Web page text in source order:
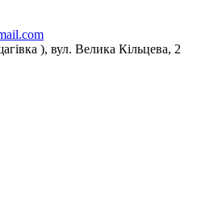
), вул. Велика Кільцева, 2